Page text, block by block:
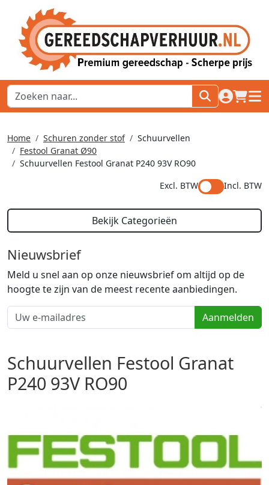
naar
Home Schuren zonder stof
Schuurvellen
Festool Granat Ø90
Schuurvellen Festool Granat P240 93V RO90
Excl. BTW
Incl. BTW
Bekijk Categorieën
Nieuwsbrief
Meld u snel aan op onze nieuwsbrief om altijd op de
hoogte te zijn van de meest recente aanbiedingen.
Aanmelden
Schuurvellen Festool Granat
P240 93V RO90